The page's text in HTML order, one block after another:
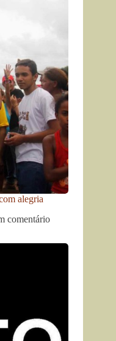
alegria
comentário